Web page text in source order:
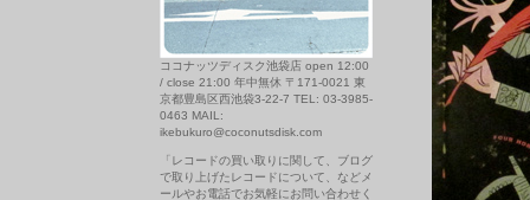
ココナッツディスク池袋店 open 12:00
/ close 21:00 年中無休 〒171-0021 東
京都豊島区西池袋3-22-7 TEL: 03-3985-
0463 MAIL:
ikebukuro@coconutsdisk.com
「レコードの買い取りに関して、ブログ
で取り上げたレコードについて、などメ
ールやお電話でお気軽にお問い合わせく